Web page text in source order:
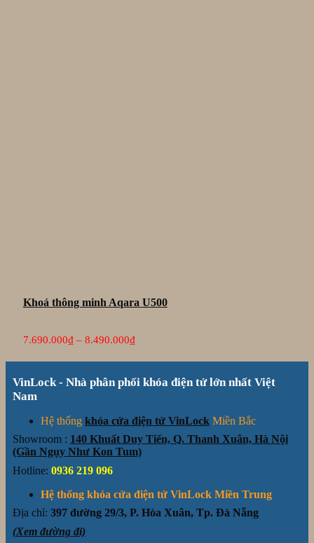
Khoá thông minh Aqara U500
7.690.000₫ – 8.490.000₫Khoảng
giá:
đến
VinLock - Nhà phân phối khóa điện tử lớn nhất Việt
Nam
Hệ thống khóa cửa điện tử VinLock Miền Bắc
Showroom : 140 Khuất Duy Tiến, Q. Thanh Xuân, Hà Nội
(Gần Ngụy Như Kon Tum)
Hotline: 0936 219 096
Hệ thống khóa cửa điện tử VinLock Miền Trung
Địa chỉ: 397 đường 29/3, P. Hòa Xuân, Tp. Đà Nẵng
(Xem đường đi)